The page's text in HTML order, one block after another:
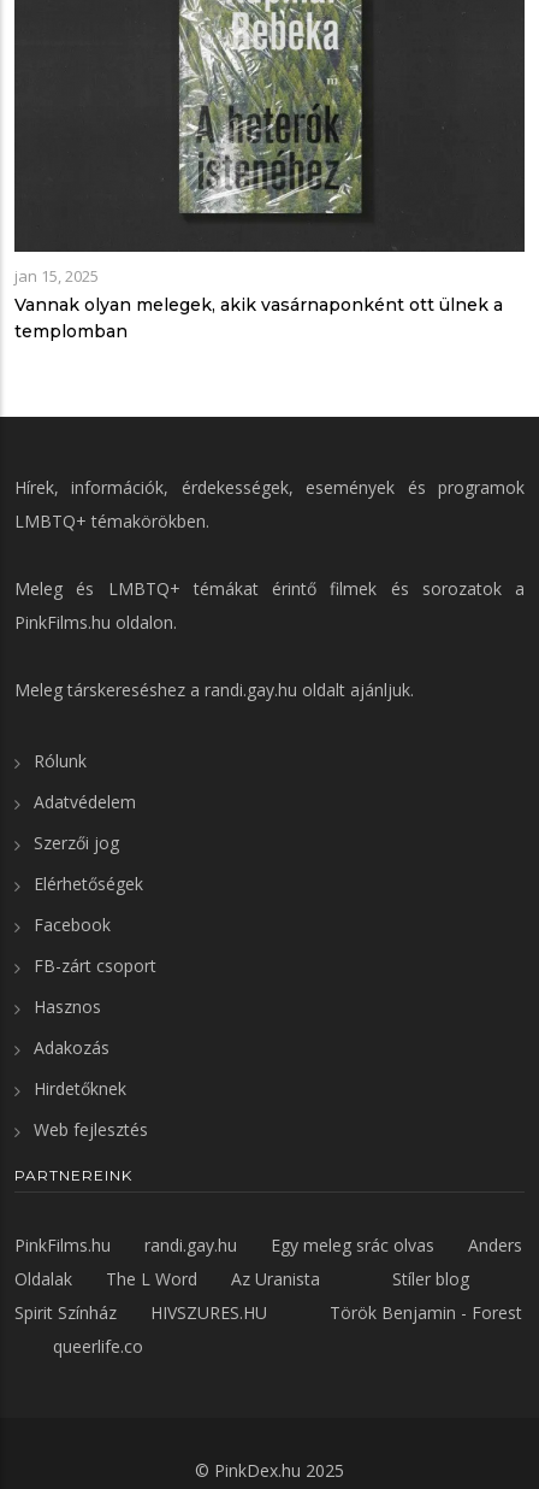
jan 15, 2025
Vannak olyan melegek, akik vasárnaponként ott ülnek a
templomban
Hírek, információk, érdekességek, események és programok
LMBTQ+ témakörökben.
Meleg és LMBTQ+ témákat érintő filmek és sorozatok a
PinkFilms.hu oldalon.
Meleg társkereséshez a randi.gay.hu oldalt ajánljuk.
Rólunk
Adatvédelem
Szerzői jog
Elérhetőségek
Facebook
FB-zárt csoport
Hasznos
Adakozás
Hirdetőknek
Web fejlesztés
PARTNEREINK
PinkFilms.hu randi.gay.hu Egy meleg srác olvas
Anders
Oldalak
The L Word Az Uranista
Stíler blog
Spirit Színház
HIVSZURES.HU
Török Benjamin - Forest
queerlife.co
© PinkDex.hu 2025